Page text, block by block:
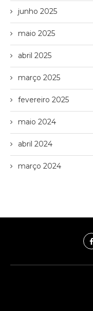
junho 2025
maio 2025
abril 2025
março 2025
fevereiro 2025
maio 2024
abril 2024
março 2024